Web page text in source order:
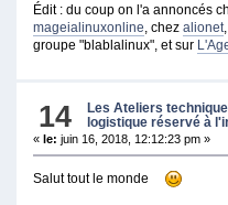
Édit : du coup on l'a annoncés
mageialinuxonline , chez alionet
groupe "blablalinux", et sur
14 Les Ateliers
logistique réservé à
« le: juin 16, 2018, 12:12:23 pm »
Salut tout le monde